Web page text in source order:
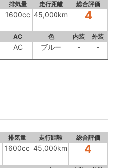
排気量 走行距離 総合評価
1600cc 45,000km 4
AC 色 内装 外装
AC ブルー - -
排気量 走行距離 総合評価
1600cc 45,000km 4